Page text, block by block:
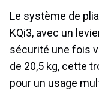
Le système de
KQi3, avec un
sécurité une fois
de 20,5 kg, cette
pour un usage